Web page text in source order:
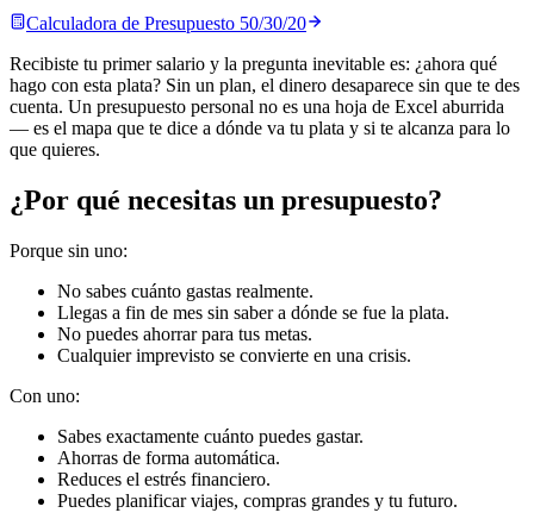
Calculadora de Presupuesto 50/30/20
Recibiste tu primer salario y la pregunta inevitable es: ¿ahora qué
hago con esta plata? Sin un plan, el dinero desaparece sin que te des
cuenta. Un presupuesto personal no es una hoja de Excel aburrida
— es el mapa que te dice a dónde va tu plata y si te alcanza para lo
que quieres.
¿Por qué necesitas un presupuesto?
Porque sin uno:
No sabes cuánto gastas realmente.
Llegas a fin de mes sin saber a dónde se fue la plata.
No puedes ahorrar para tus metas.
Cualquier imprevisto se convierte en una crisis.
Con uno:
Sabes exactamente cuánto puedes gastar.
Ahorras de forma automática.
Reduces el estrés financiero.
Puedes planificar viajes, compras grandes y tu futuro.